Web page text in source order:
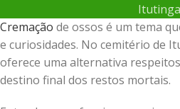
Itutinga
Cremação de ossos é um tema
e curiosidades. No cemitério de
oferece uma alternativa
destino final dos restos mortais.